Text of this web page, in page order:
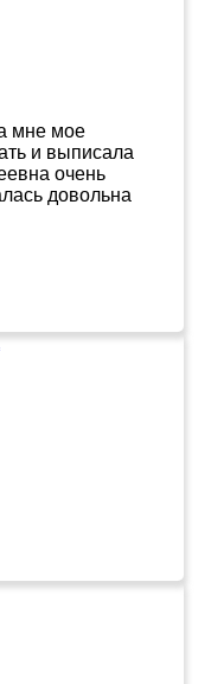
мне мое
и выписала
очень
довольна